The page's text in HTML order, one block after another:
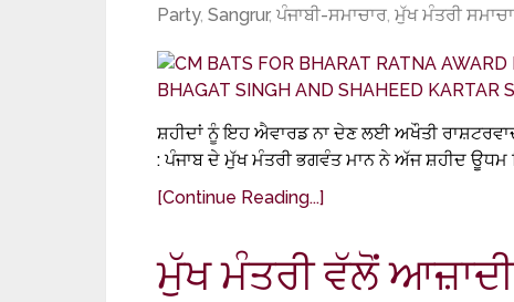
Party, Sangrur, ਪੰਜਾਬੀ-ਸਮਾਚਾਰ, ਮੁੱਖ ਮੰਤਰੀ
ਸ਼ਹੀਦਾਂ ਨੂੰ ਇਹ ਐਵਾਰਡ ਨਾ ਦੇਣ ਲਈ ਅਖੌਤੀ
: ਪੰਜਾਬ ਦੇ ਮੁੱਖ ਮੰਤਰੀ ਭਗਵੰਤ ਮਾਨ ਨੇ ਅੱਜ ਸ਼ਹੀਦ ਊਧਮ
[Continue Reading...]
ਮੁੱਖ ਮੰਤਰੀ ਵੱਲੋਂ